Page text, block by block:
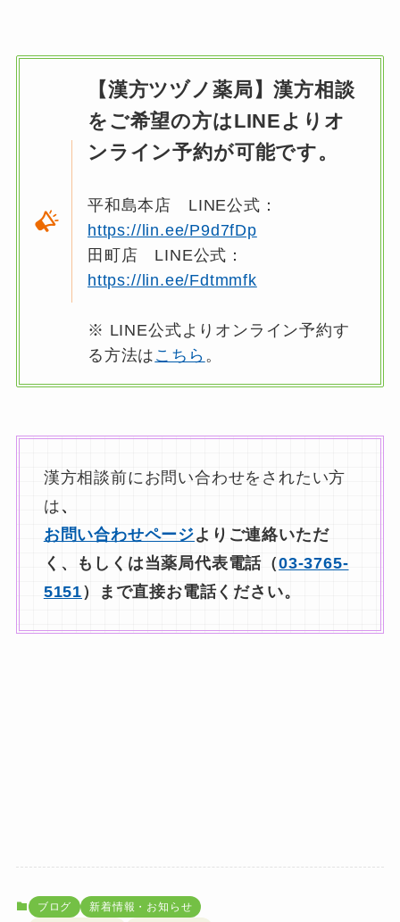
【漢方ツヅノ薬局】漢方相談
をご希望の方はLINEよりオ
ンライン予約が可能です。
平和島本店 LINE公式：
https://lin.ee/P9d7fDp
田町店 LINE公式：
https://lin.ee/Fdtmmfk
※ LINE公式よりオンライン予約す
る方法は こちら 。
漢方相談前にお問い合わせをされたい方
は、
お問い合わせページよりご連絡いただ
く、もしくは当薬局代表電話（03-3765-
5151）まで直接お電話ください。
ブログ 新着情報・お知らせ